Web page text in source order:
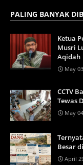
PALING BANYAK
Ketua
Musri
Aqidah
May
CCTV
Tewas
May
Besar
April